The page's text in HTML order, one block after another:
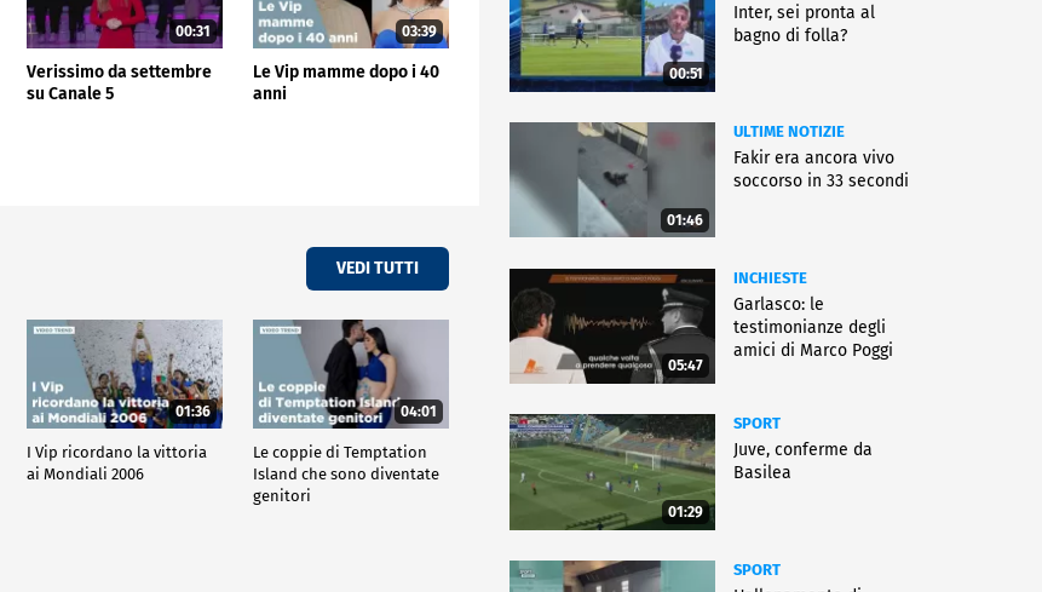
00:31
Verissimo da settembre
su Canale 5
03:39
Le Vip mamme dopo i 40
anni
VEDI TUTTI
01:36
I Vip ricordano la vittoria
ai Mondiali 2006
04:01
Le coppie di Temptation
Island che sono diventate
genitori
00:51
Inter, sei pronta al
bagno di folla?
01:46
ULTIME NOTIZIE
Fakir era ancora vivo
soccorso in 33 secondi
05:47
INCHIESTE
Garlasco: le
testimonianze degli
amici di Marco Poggi
01:29
SPORT
Juve, conferme da
Basilea
SPORT